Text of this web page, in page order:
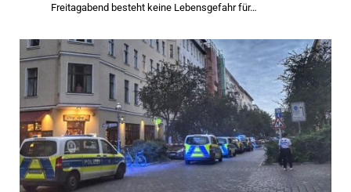
Freitagabend besteht keine Lebensgefahr für…